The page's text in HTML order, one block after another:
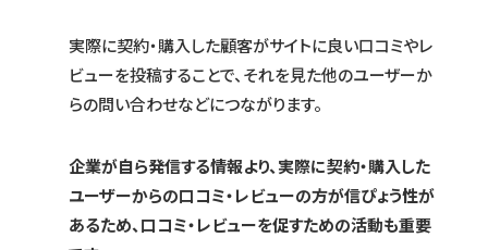
実際に契約・購入した顧客がサイトに良い口コミやレ
ビューを投稿することで、それを見た他のユーザーか
らの問い合わせなどにつながります。
企業が自ら発信する情報より、実際に契約・購入した
ユーザーからの口コミ・レビューの方が信ぴょう性が
あるため、口コミ・レビューを促すための活動も重要